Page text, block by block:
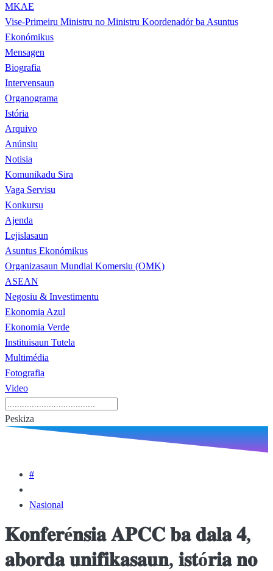
MKAE
Vise-Primeiru Ministru no Ministru Koordenadór ba Asuntus
Ekonómikus
Mensagen
Biografia
Intervensaun
Organograma
Istória
Arquivo
Anúnsiu
Notisia
Komunikadu Sira
Vaga Servisu
Konkursu
Ajenda
Lejislasaun
Asuntus Ekonómikus
Organizasaun Mundial Komersiu (OMK)
ASEAN
Negosiu & Investimentu
Ekonomia Azul
Ekonomia Verde
Instituisaun Tutela
Multimédia
Fotografia
Video
Peskiza
#
Nasional
𝐊𝐨𝐧𝐟𝐞𝐫é𝐧𝐬𝐢𝐚 𝐀𝐏𝐂𝐂 𝐛𝐚 𝐝𝐚𝐥𝐚 𝟒,
𝐚𝐛𝐨𝐫𝐝𝐚 𝐮𝐧𝐢𝐟𝐢𝐤𝐚𝐬𝐚𝐮𝐧, 𝐢𝐬𝐭ó𝐫𝐢𝐚 𝐧𝐨